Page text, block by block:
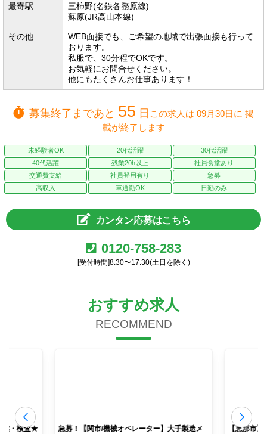
最寄駅
三柿野(名鉄各務原線)
蘇原(JR高山本線)
その他
WEB面接でも、ご希望の地域で出張面接も行って
おります。
私服で、30分程でOKです。
お気軽にお問合せください。
他にもたくさんお仕事あります！
募集終了まであと 55 日 この求人は 09月30日に 掲
載が終了します
未経験者OK 20代活躍
30代活躍
40代活躍
残業20h以上
社員食堂あり
交通費支給
社員登用有り
急募
高収入
車通勤OK 日勤のみ
カンタン応募はこちら
0120-758-283
[受付時間]8:30〜17:30(土日を除く)
おすすめ求人
RECOMMEND
業・検査★
急募！【関市/機械オペレーター】大手製造メ
【恵那市